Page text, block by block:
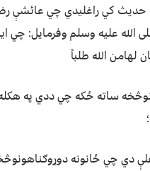
حديث کي راغليدي چي عائشې
الله عليه وسلم وفرمايل: چي
لهامن الله طلباً
ساته ځکه چي ددي په
دي چي ځانونه